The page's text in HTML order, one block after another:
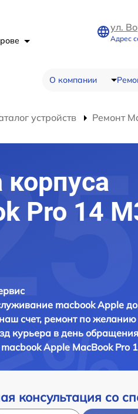
ул.
Адрес
О компании
устройств Ремонт
Pro 14
macbook Apple
счет, ремонт по желанию
курьера в день обращения
Apple MacBook Pro
консультация со